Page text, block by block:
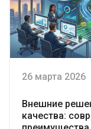
26 марта 2026
Внешние
качества: